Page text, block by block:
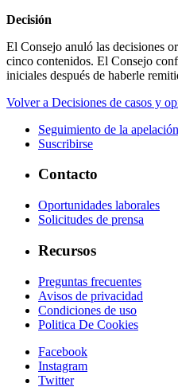
Decisión
El Consejo anuló las decisiones
cinco contenidos. El Consejo
iniciales después de haberle
Volver a Decisiones de casos y
Seguimiento de la apelación
Suscribirse
Contacto
Oportunidades laborales
Solicitudes de prensa
Recursos
Preguntas frecuentes
Avisos de privacidad
Condiciones de uso
Politica De Cookies
Facebook
Instagram
Twitter